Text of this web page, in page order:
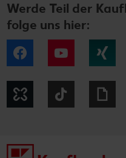
Werde Teil der
folge uns hier:
Facebook YouTube
Kununu